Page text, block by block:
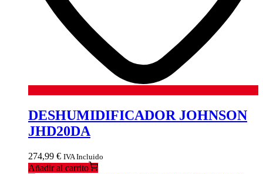
DESHUMIDIFICADOR JOHNSON
JHD20DA
274,99 € IVA Incluido
Añadir al carrito